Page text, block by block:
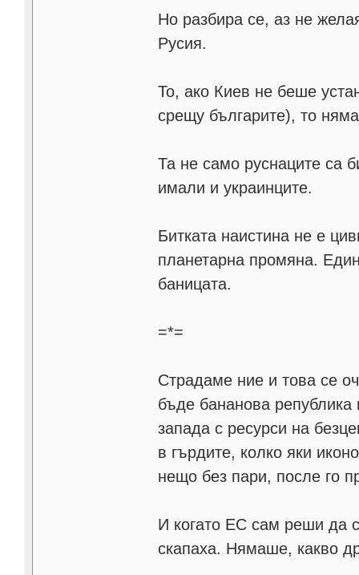
Но разбира се, аз не
Русия.
То, ако Киев не беше
срещу българите), то
Та не само руснаците са
имали и украинците.
Битката наистина не е
планетарна промяна.
баницата.
=*=
Страдаме ние и това се
бъде бананова
запада с ресурси на
в гърдите, колко яки
нещо без пари, после го
И когато ЕС сам реши да
скапаха. Нямаше, какво